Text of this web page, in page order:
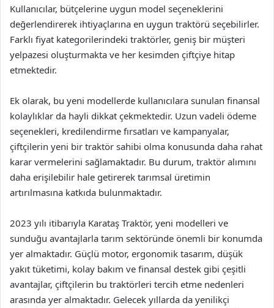
Kullanıcılar, bütçelerine uygun model seçeneklerini
değerlendirerek ihtiyaçlarına en uygun traktörü seçebilirler.
Farklı fiyat kategorilerindeki traktörler, geniş bir müşteri
yelpazesi oluşturmakta ve her kesimden çiftçiye hitap
etmektedir.
Ek olarak, bu yeni modellerde kullanıcılara sunulan finansal
kolaylıklar da hayli dikkat çekmektedir. Uzun vadeli ödeme
seçenekleri, kredilendirme fırsatları ve kampanyalar,
çiftçilerin yeni bir traktör sahibi olma konusunda daha rahat
karar vermelerini sağlamaktadır. Bu durum, traktör alımını
daha erişilebilir hale getirerek tarımsal üretimin
artırılmasına katkıda bulunmaktadır.
2023 yılı itibarıyla Karataş Traktör, yeni modelleri ve
sunduğu avantajlarla tarım sektöründe önemli bir konumda
yer almaktadır. Güçlü motor, ergonomik tasarım, düşük
yakıt tüketimi, kolay bakım ve finansal destek gibi çeşitli
avantajlar, çiftçilerin bu traktörleri tercih etme nedenleri
arasında yer almaktadır. Gelecek yıllarda da yenilikçi